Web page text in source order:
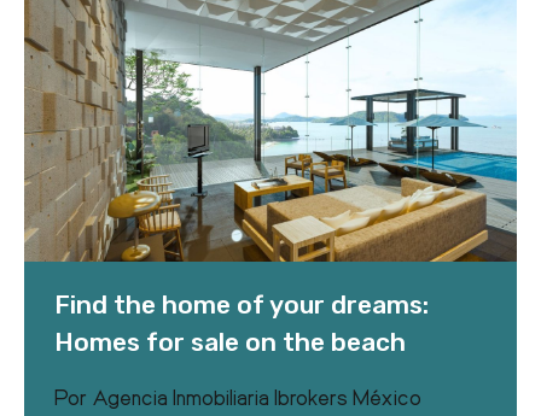
Find the home of your dreams:
Homes for sale on the beach
Por Agencia Inmobiliaria Ibrokers México